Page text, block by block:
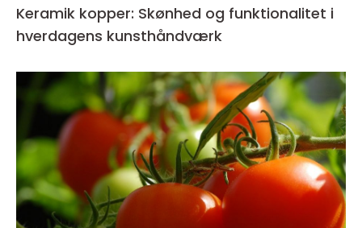
Keramik kopper: Skønhed og funktionalitet i
hverdagens kunsthåndværk